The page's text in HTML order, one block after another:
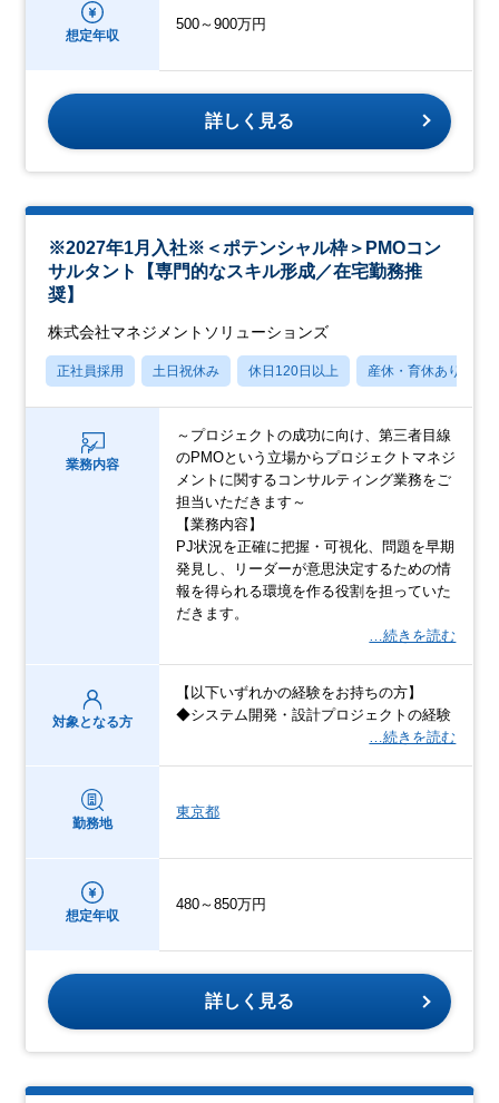
想定年収
500～900万円
詳しく見る
※2027年1月入社※＜ポテンシャル枠＞PMOコン
サルタント【専門的なスキル形成／在宅勤務推
奨】
株式会社マネジメントソリューションズ
正社員採用 土日祝休み 休日120日以上 産休・育休あり
業務内容
～プロジェクトの成功に向け、第三者目線
のPMOという立場からプロジェクトマネジ
メントに関するコンサルティング業務をご
担当いただきます～
【業務内容】
PJ状況を正確に把握・可視化、問題を早期
発見し、リーダーが意思決定するための情
報を得られる環境を作る役割を担っていた
だきます。
…続きを読む
対象となる方
【以下いずれかの経験をお持ちの方】
◆システム開発・設計プロジェクトの経験
…続きを読む
勤務地
東京都
想定年収
480～850万円
詳しく見る